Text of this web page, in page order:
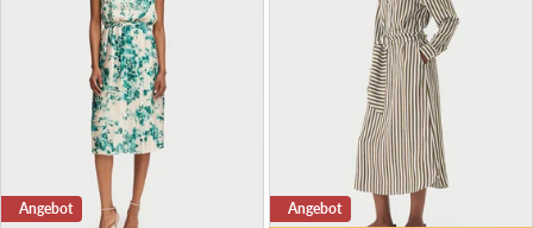
Angebot Angebot